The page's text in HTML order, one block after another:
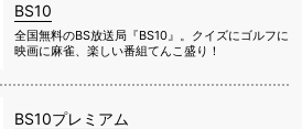
BS10
全国無料のBS放送局『BS10』。クイズにゴルフに
映画に麻雀、楽しい番組てんこ盛り！
BS10プレミアム